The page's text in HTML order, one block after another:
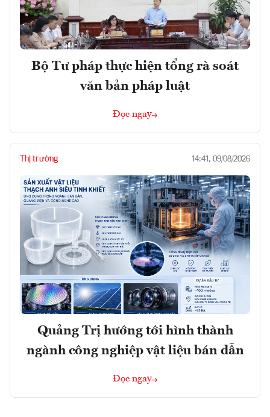
Bộ Tư pháp thực hiện tổng rà soát
văn bản pháp luật
Đọc ngay
Thị trường 14:41, 09/08/2026
Quảng Trị hướng tới hình thành
ngành công nghiệp vật liệu bán dẫn
Đọc ngay